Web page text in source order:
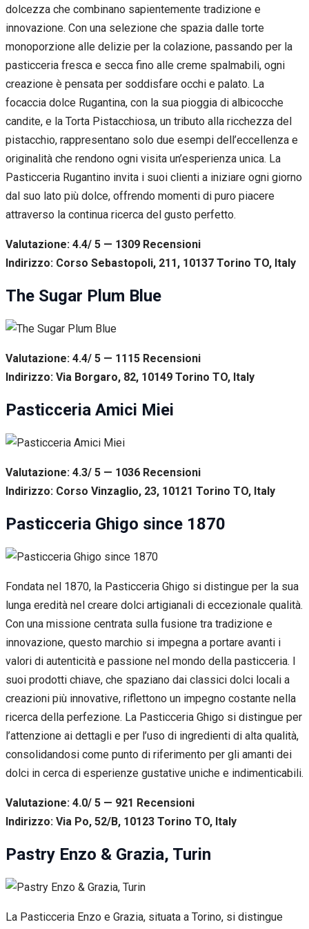
dolcezza che combinano sapientemente tradizione e
innovazione. Con una selezione che spazia dalle torte
monoporzione alle delizie per la colazione, passando per la
pasticceria fresca e secca fino alle creme spalmabili, ogni
creazione è pensata per soddisfare occhi e palato. La
focaccia dolce Rugantina, con la sua pioggia di albicocche
candite, e la Torta Pistacchiosa, un tributo alla ricchezza del
pistacchio, rappresentano solo due esempi dell’eccellenza e
originalità che rendono ogni visita un’esperienza unica. La
Pasticceria Rugantino invita i suoi clienti a iniziare ogni giorno
dal suo lato più dolce, offrendo momenti di puro piacere
attraverso la continua ricerca del gusto perfetto.
Valutazione: 4.4/ 5 — 1309 Recensioni
Indirizzo: Corso Sebastopoli, 211, 10137 Torino TO, Italy
The Sugar Plum Blue
Valutazione: 4.4/ 5 — 1115 Recensioni
Indirizzo: Via Borgaro, 82, 10149 Torino TO, Italy
Pasticceria Amici Miei
Valutazione: 4.3/ 5 — 1036 Recensioni
Indirizzo: Corso Vinzaglio, 23, 10121 Torino TO, Italy
Pasticceria Ghigo since 1870
Fondata nel 1870, la Pasticceria Ghigo si distingue per la sua
lunga eredità nel creare dolci artigianali di eccezionale qualità.
Con una missione centrata sulla fusione tra tradizione e
innovazione, questo marchio si impegna a portare avanti i
valori di autenticità e passione nel mondo della pasticceria. I
suoi prodotti chiave, che spaziano dai classici dolci locali a
creazioni più innovative, riflettono un impegno costante nella
ricerca della perfezione. La Pasticceria Ghigo si distingue per
l’attenzione ai dettagli e per l’uso di ingredienti di alta qualità,
consolidandosi come punto di riferimento per gli amanti dei
dolci in cerca di esperienze gustative uniche e indimenticabili.
Valutazione: 4.0/ 5 — 921 Recensioni
Indirizzo: Via Po, 52/B, 10123 Torino TO, Italy
Pastry Enzo & Grazia, Turin
La Pasticceria Enzo e Grazia, situata a Torino, si distingue